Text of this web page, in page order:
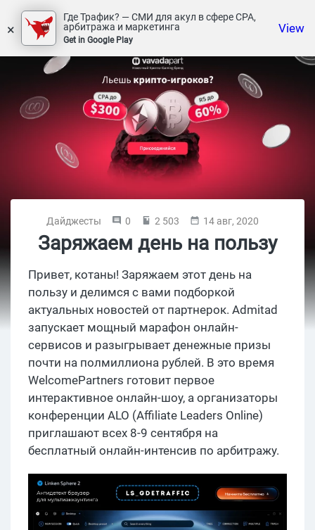
×
Где Трафик? — СМИ для акул в сфере СРА,
арбитража и маркетинга
Get in Google Play
View
Дайджесты 0 2 503 14 авг, 2020
Заряжаем день на пользу
Привет, котаны! Заряжаем этот день на
пользу и делимся с вами подборкой
актуальных новостей от партнерок. Admitad
запускает мощный марафон онлайн-
сервисов и разыгрывает денежные призы
почти на полмиллиона рублей. В это время
WelcomePartners готовит первое
интерактивное онлайн-шоу, а организаторы
конференции ALO (Affiliate Leaders Online)
приглашают всех 8-9 сентября на
бесплатный онлайн-интенсив по арбитражу.